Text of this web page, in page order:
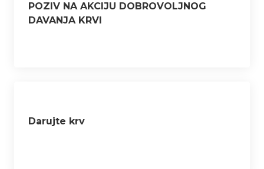
POZIV NA AKCIJU DOBROVOLJNOG
DAVANJA KRVI
Darujte krv